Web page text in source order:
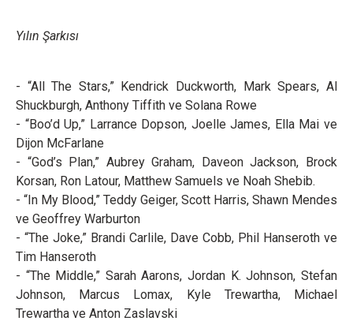
Yılın Şarkısı
- “All The Stars,” Kendrick Duckworth, Mark Spears, Al
Shuckburgh, Anthony Tiffith ve Solana Rowe
- “Boo’d Up,” Larrance Dopson, Joelle James, Ella Mai ve
Dijon McFarlane
- “God’s Plan,” Aubrey Graham, Daveon Jackson, Brock
Korsan, Ron Latour, Matthew Samuels ve Noah Shebib.
- “In My Blood,” Teddy Geiger, Scott Harris, Shawn Mendes
ve Geoffrey Warburton
- “The Joke,” Brandi Carlile, Dave Cobb, Phil Hanseroth ve
Tim Hanseroth
- “The Middle,” Sarah Aarons, Jordan K. Johnson, Stefan
Johnson, Marcus Lomax, Kyle Trewartha, Michael
Trewartha ve Anton Zaslavski